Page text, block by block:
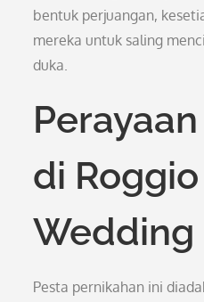
bentuk perjuangan,
mereka untuk saling
duka.
di Roggio
Wedding
Pesta pernikahan ini